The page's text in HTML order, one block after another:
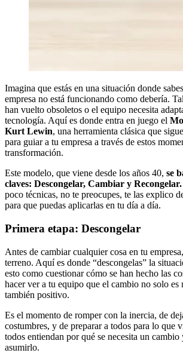
Imagina que estás en una situación donde
empresa no está funcionando como debería.
han vuelto obsoletos o el equipo necesita
tecnología. Aquí es donde entra en juego el
Kurt Lewin, una herramienta clásica que
para guiar a tu empresa a través de estos
transformación.
Este modelo, que viene desde los años 40, se
claves: Descongelar, Cambiar y Recongelar.
poco técnicas, no te preocupes, te las explico
para que puedas aplicarlas en tu día a día.
Primera etapa: Descongelar
Antes de cambiar cualquier cosa en tu
terreno. Aquí es donde “descongelas” la
esto como cuestionar cómo se han hecho las
hacer ver a tu equipo que el cambio no solo es
también positivo.
Es el momento de romper con la inercia, de
costumbres, y de preparar a todos para lo que
todos entiendan por qué se necesita un cambio
asumirlo.